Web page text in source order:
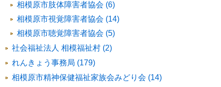
相模原市肢体障害者協会 (6)
相模原市視覚障害者協会 (14)
相模原市聴覚障害者協会 (5)
社会福祉法人 相模福祉村 (2)
れんきょう事務局 (179)
相模原市精神保健福祉家族会みどり会 (14)